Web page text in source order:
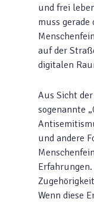
und frei
muss
auf der
digitalen
Aus Sicht
sogenannte
und andere
Wenn diese